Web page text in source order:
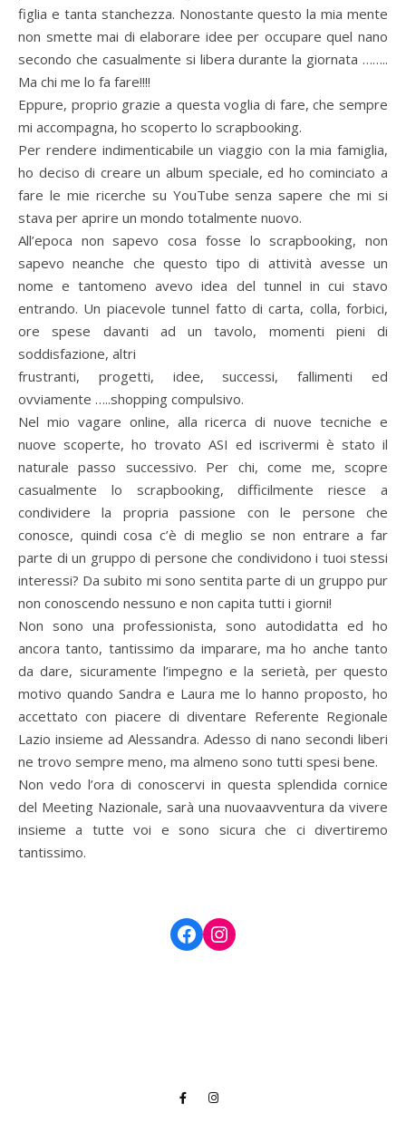
figlia e tanta stanchezza. Nonostante questo la mia mente
non smette mai di elaborare idee per occupare quel nano
secondo che casualmente si libera durante la giornata ……..
Ma chi me lo fa fare!!!!
Eppure, proprio grazie a questa voglia di fare, che sempre
mi accompagna, ho scoperto lo scrapbooking.
Per rendere indimenticabile un viaggio con la mia famiglia,
ho deciso di creare un album speciale, ed ho cominciato a
fare le mie ricerche su YouTube senza sapere che mi si
stava per aprire un mondo totalmente nuovo.
All’epoca non sapevo cosa fosse lo scrapbooking, non
sapevo neanche che questo tipo di attività avesse un
nome e tantomeno avevo idea del tunnel in cui stavo
entrando. Un piacevole tunnel fatto di carta, colla, forbici,
ore spese davanti ad un tavolo, momenti pieni di
soddisfazione, altri
frustranti, progetti, idee, successi, fallimenti ed
ovviamente …..shopping compulsivo.
Nel mio vagare online, alla ricerca di nuove tecniche e
nuove scoperte, ho trovato ASI ed iscrivermi è stato il
naturale passo successivo. Per chi, come me, scopre
casualmente lo scrapbooking, difficilmente riesce a
condividere la propria passione con le persone che
conosce, quindi cosa c’è di meglio se non entrare a far
parte di un gruppo di persone che condividono i tuoi stessi
interessi? Da subito mi sono sentita parte di un gruppo pur
non conoscendo nessuno e non capita tutti i giorni!
Non sono una professionista, sono autodidatta ed ho
ancora tanto, tantissimo da imparare, ma ho anche tanto
da dare, sicuramente l’impegno e la serietà, per questo
motivo quando Sandra e Laura me lo hanno proposto, ho
accettato con piacere di diventare Referente Regionale
Lazio insieme ad Alessandra. Adesso di nano secondi liberi
ne trovo sempre meno, ma almeno sono tutti spesi bene.
Non vedo l’ora di conoscervi in questa splendida cornice
del Meeting Nazionale, sarà una nuovaavventura da vivere
insieme a tutte voi e sono sicura che ci divertiremo
tantissimo.
Facebook
Instagram